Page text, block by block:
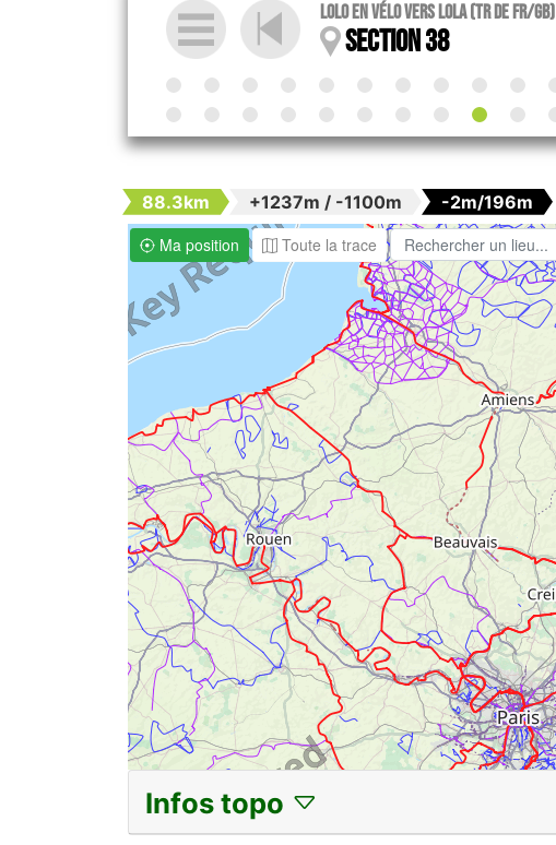
Lolo en vélo vers Lola (Tr de Fr/GB)
Section 38
88.3km +1237m / -1100m
-2m/196m
Ma position
Toute la trace
Infos topo